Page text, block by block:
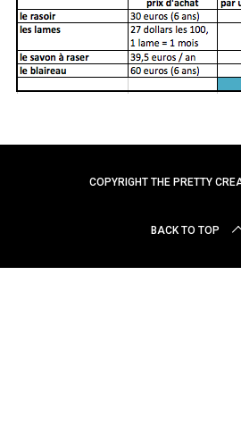
COPYRIGHT THE PRETTY
BACK TO TOP
a
c
h
f
: